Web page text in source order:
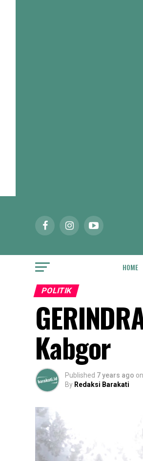
HOME
POLITIK
Kabgor
Published 7 years ago on
By Redaksi Barakati